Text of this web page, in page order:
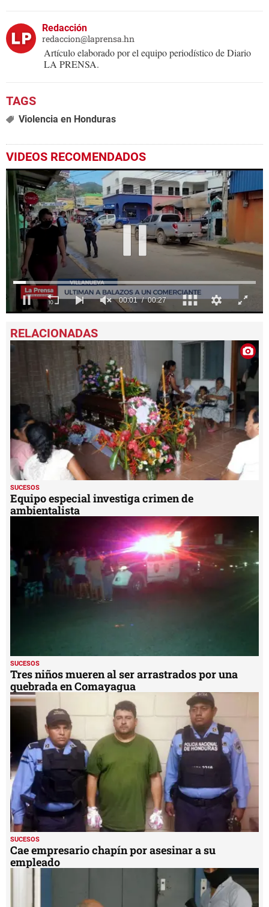
Redacción
redaccion@laprensa.hn
Artículo elaborado por el equipo periodístico de Diario
LA PRENSA.
Violencia en Honduras
VIDEOS RECOMENDADOS
seconds
of
27
SUCESOS
Equipo especial investiga crimen de
ambientalista
SUCESOS
Tres niños mueren al ser arrastrados por una
quebrada en Comayagua
SUCESOS
Cae empresario chapín por asesinar a su
empleado